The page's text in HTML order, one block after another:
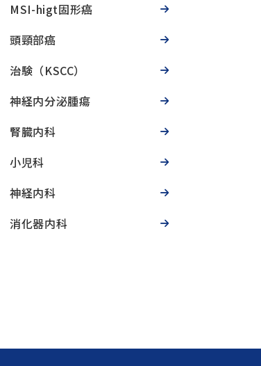
MSI-higt固形癌
頭頸部癌
治験（KSCC）
神経内分泌腫瘍
腎臓内科
小児科
神経内科
消化器内科